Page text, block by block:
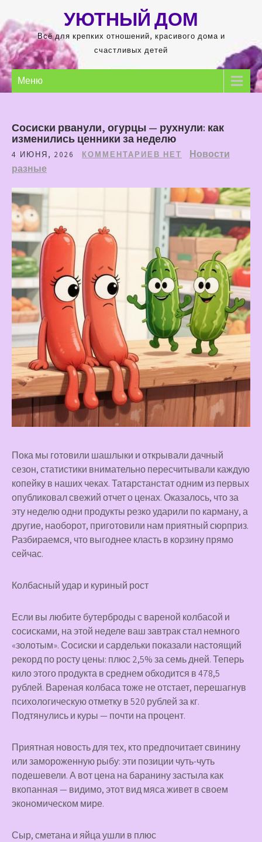
содержимому
УЮТНЫЙ ДОМ
Всё для крепких отношений, красивого дома и
счастливых детей
Меню
Сосиски рванули, огурцы — рухнули: как
изменились ценники за неделю
4 ИЮНЯ, 2026 КОММЕНТАРИЕВ НЕТ
Новости
разные
Пока мы готовили шашлыки и открывали дачный
сезон, статистики внимательно пересчитывали каждую
копейку в наших чеках. Татарстанстат одним из первых
опубликовал свежий отчет о ценах. Оказалось, что за
эту неделю одни продукты резко ударили по карману, а
другие, наоборот, приготовили нам приятный сюрприз.
Разбираемся, что выгоднее класть в корзину прямо
сейчас.
Колбасный удар и куриный рост
Если вы любите бутерброды с вареной колбасой и
сосисками, на этой неделе ваш завтрак стал немного
«золотым». Сосиски и сардельки показали настоящий
рекорд по росту цены: плюс 2,5% за семь дней. Теперь
кило этого продукта в среднем обходится в 478,5
рублей. Вареная колбаса тоже не отстает, перешагнув
психологическую отметку в 520 рублей за кг.
Подтянулись и куры — почти на процент.
Приятная новость для тех, кто предпочитает свинину
или замороженную рыбу: эти позиции чуть-чуть
подешевели. А вот цена на баранину застыла как
вкопанная — видимо, этот вид мяса живет в своем
экономическом мире.
Сыр, сметана и яйца ушли в плюс